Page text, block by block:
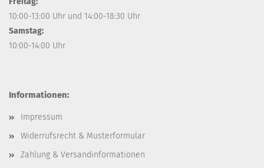
10:00-13:00 Uhr und 14:00-18:30 Uhr
Samstag:
10:00-14:00 Uhr
Informationen:
Impressum
Widerrufsrecht & Musterformular
Zahlung & Versandinformationen